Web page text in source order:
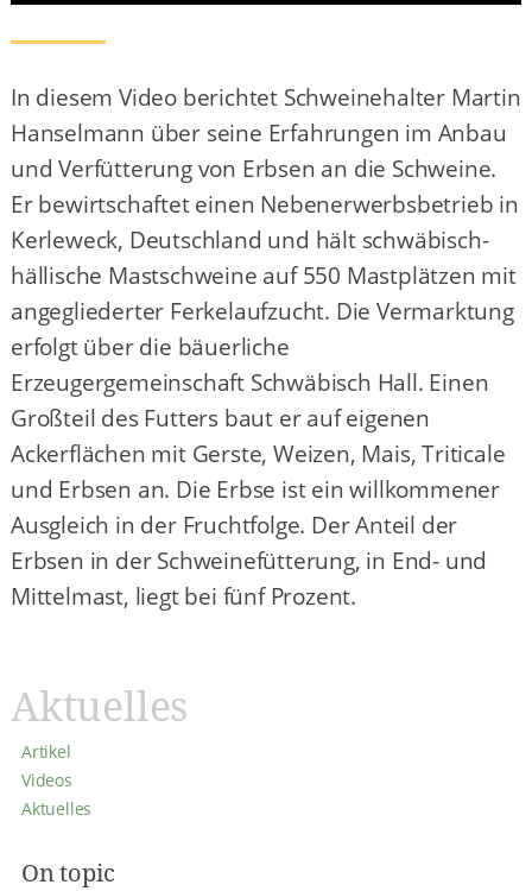
In diesem Video berichtet Schweinehalter Martin
Hanselmann über seine Erfahrungen im Anbau
und Verfütterung von Erbsen an die Schweine.
Er bewirtschaftet einen Nebenerwerbsbetrieb in
Kerleweck, Deutschland und hält schwäbisch-
hällische Mastschweine auf 550 Mastplätzen mit
angegliederter Ferkelaufzucht. Die Vermarktung
erfolgt über die bäuerliche
Erzeugergemeinschaft Schwäbisch Hall. Einen
Großteil des Futters baut er auf eigenen
Ackerflächen mit Gerste, Weizen, Mais, Triticale
und Erbsen an. Die Erbse ist ein willkommener
Ausgleich in der Fruchtfolge. Der Anteil der
Erbsen in der Schweinefütterung, in End- und
Mittelmast, liegt bei fünf Prozent.
Aktuelles
Artikel
Videos
Aktuelles
On topic